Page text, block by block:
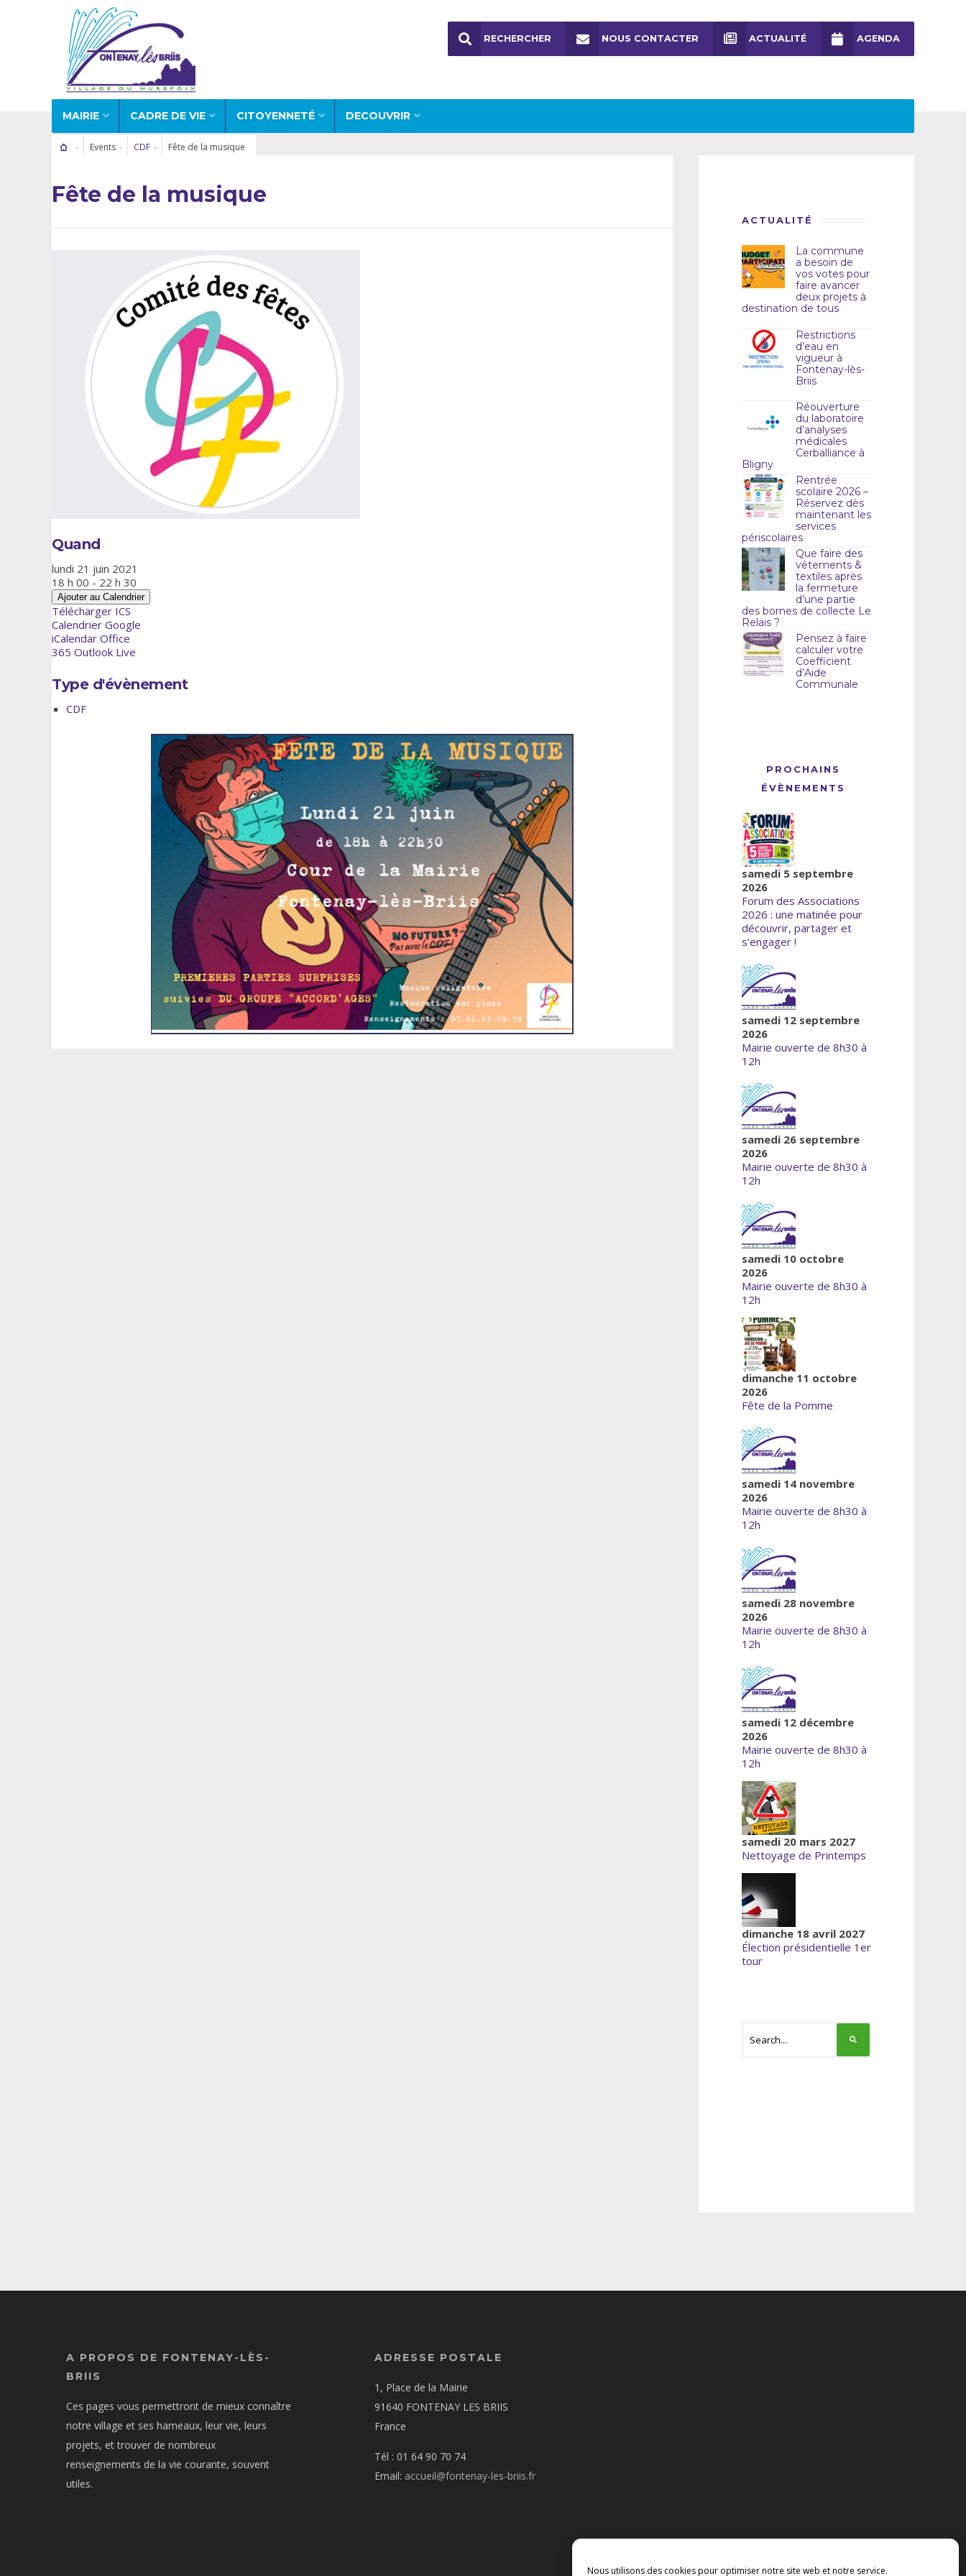
Nous utilisons des cookies pour optimiser notre site web et notre service.
MAIRIE CADRE DE VIE CITOYENNETÉ DECOUVRIR
RECHERCHER NOUS CONTACTER ACTUALITÉ AGENDA
Events CDF Fête de la musique
Fête de la musique
Quand
lundi 21 juin 2021
18 h 00 - 22 h 30
Ajouter au Calendrier
Télécharger ICS
Calendrier Google
iCalendar Office
365 Outlook Live
Type d'évènement
CDF
ACTUALITÉ
La commune
a besoin de
vos votes pour
faire avancer
deux projets à
destination de tous
Restrictions
d’eau en
vigueur à
Fontenay-lès-
Briis
Réouverture
du laboratoire
d’analyses
médicales
Cerballiance à
Bligny
Rentrée
scolaire 2026 –
Réservez dès
maintenant les
services
périscolaires
Que faire des
vêtements &
textiles après
la fermeture
d’une partie
des bornes de collecte Le
Relais ?
Pensez à faire
calculer votre
Coefficient
d’Aide
Communale
PROCHAINS
ÉVÈNEMENTS
samedi 5 septembre
2026
Forum des Associations
2026 : une matinée pour
découvrir, partager et
s’engager !
samedi 12 septembre
2026
Mairie ouverte de 8h30 à
12h
samedi 26 septembre
2026
Mairie ouverte de 8h30 à
12h
samedi 10 octobre
2026
Mairie ouverte de 8h30 à
12h
dimanche 11 octobre
2026
Fête de la Pomme
samedi 14 novembre
2026
Mairie ouverte de 8h30 à
12h
samedi 28 novembre
2026
Mairie ouverte de 8h30 à
12h
samedi 12 décembre
2026
Mairie ouverte de 8h30 à
12h
samedi 20 mars 2027
Nettoyage de Printemps
dimanche 18 avril 2027
Élection présidentielle 1er
tour
A PROPOS DE FONTENAY-LÈS-
BRIIS
Ces pages vous permettront de mieux connaître
notre village et ses hameaux, leur vie, leurs
projets, et trouver de nombreux
renseignements de la vie courante, souvent
utiles.
ADRESSE POSTALE
1, Place de la Mairie
91640 FONTENAY LES BRIIS
France
Tél : 01 64 90 70 74
Email: accueil@fontenay-les-briis.fr